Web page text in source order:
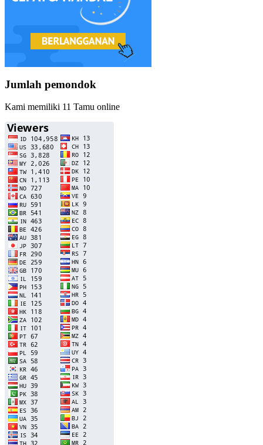
Jumlah pemondok
Kami memiliki 11 Tamu online